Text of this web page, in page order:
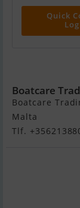
Quick
Boatcare
Boatcare
Malta
Tlf.